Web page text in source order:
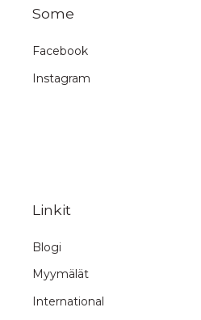
Some
Facebook
Instagram
Linkit
Blogi
Myymälät
International